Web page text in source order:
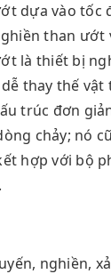
dựa vào tốc
than ướt
là thiết bị
thay thế
trúc đơn
chảy; nó
hợp với bộ
nghiền,